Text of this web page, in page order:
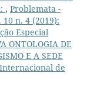
, Problemata -
n. 4 (2019):
Especial
ONTOLOGIA DE
E A SEDE
de